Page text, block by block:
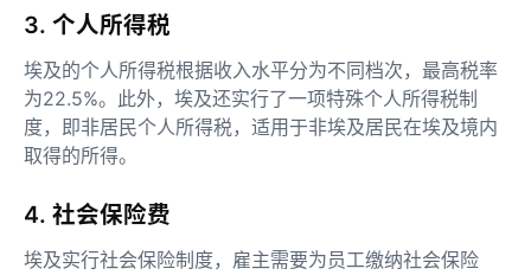
3. 个人所得税
埃及的个人所得税根据收入水平分为不同档次，最高税率
为22.5%。此外，埃及还实行了一项特殊个人所得税制
度，即非居民个人所得税，适用于非埃及居民在埃及境内
取得的所得。
4. 社会保险费
埃及实行社会保险制度，雇主需要为员工缴纳社会保险